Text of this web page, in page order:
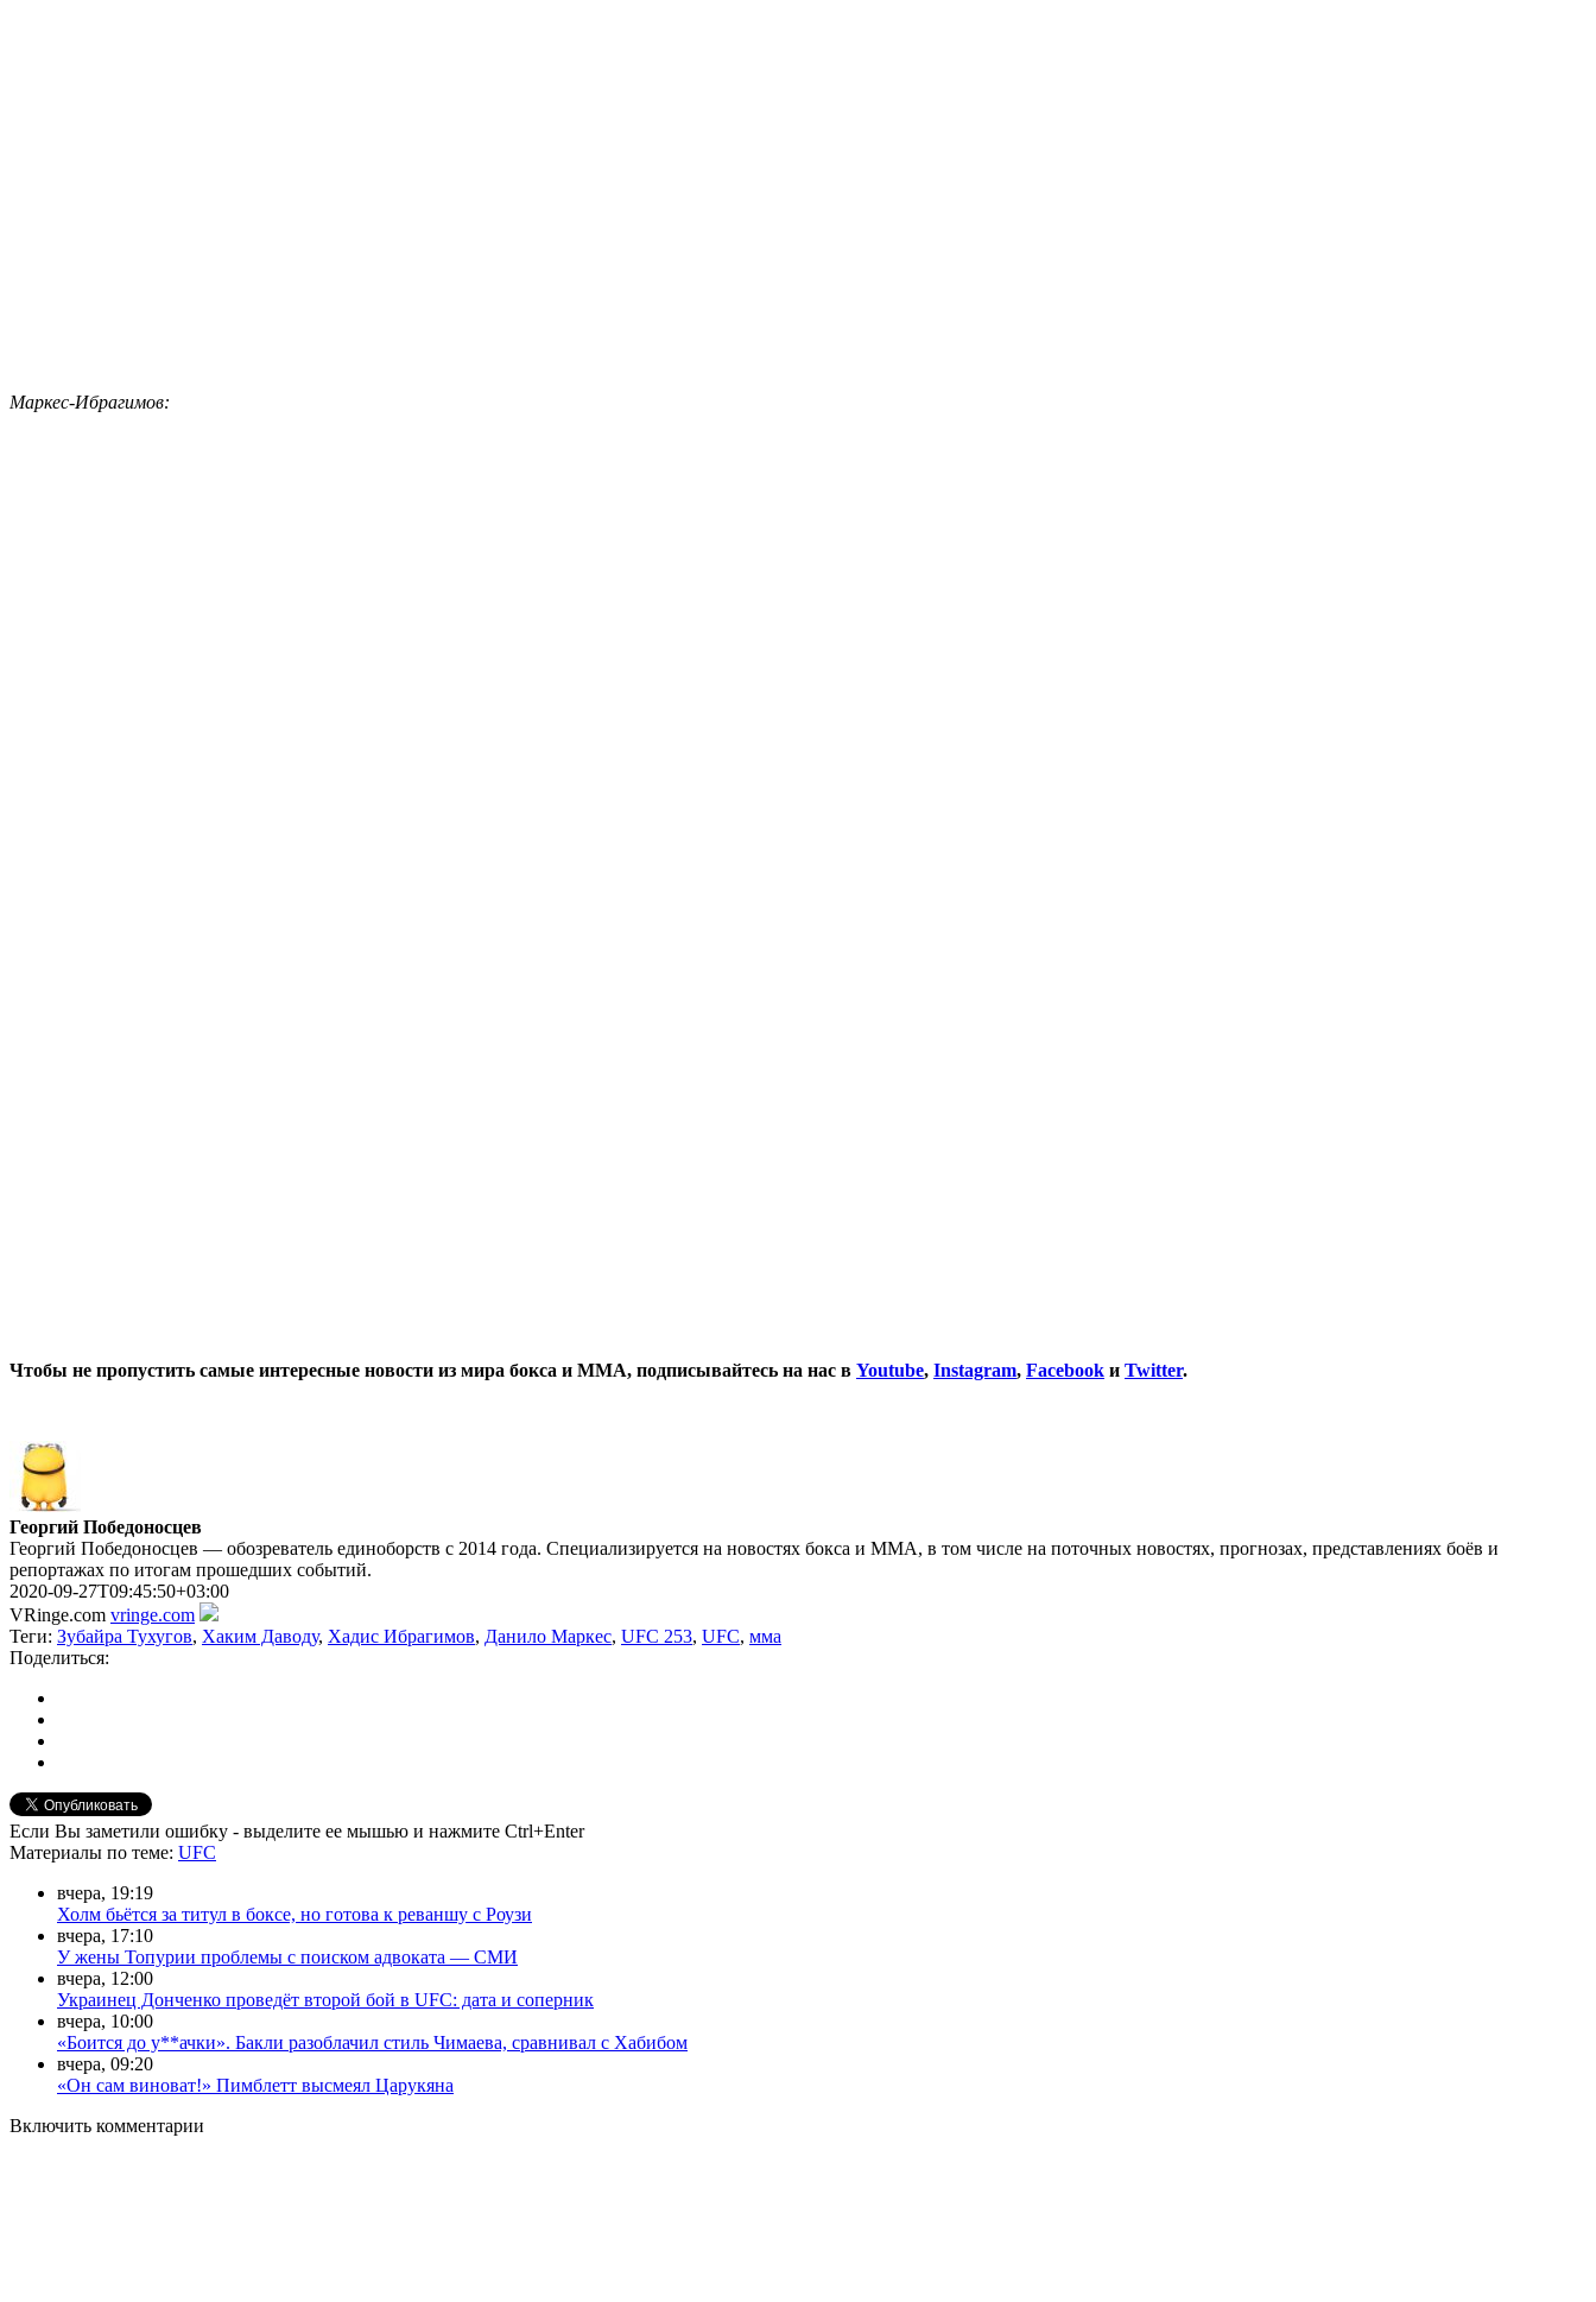
Маркес-Ибрагимов:
Чтобы не пропустить самые интересные новости из мира бокса и ММА, подписывайтесь на нас в Youtube, Instagram, Facebook и Twitter.
Георгий Победоносцев
Георгий Победоносцев — обозреватель единоборств с 2014 года. Специализируется на новостях бокса и ММА, в том числе на поточных новостях, прогнозах, представлениях боёв и
репортажах по итогам прошедших событий.
2020-09-27T09:45:50+03:00
VRinge.com vringe.com
Теги: Зубайра Тухугов, Хаким Даводу, Хадис Ибрагимов, Данило Маркес, UFC 253, UFC, мма
Поделиться:
Если Вы заметили ошибку - выделите ее мышью и нажмите Ctrl+Enter
Материалы по теме: UFC
вчера, 19:19
Холм бьётся за титул в боксе, но готова к реваншу с Роузи
вчера, 17:10
У жены Топурии проблемы с поиском адвоката — СМИ
вчера, 12:00
Украинец Донченко проведёт второй бой в UFC: дата и соперник
вчера, 10:00
«Боится до у**ачки». Бакли разоблачил стиль Чимаева, сравнивал с Хабибом
вчера, 09:20
«Он сам виноват!» Пимблетт высмеял Царукяна
Включить комментарии